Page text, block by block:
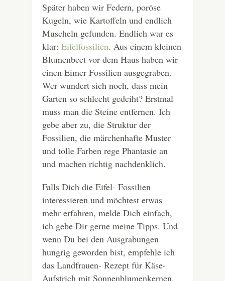
Später haben wir Federn, poröse
Kugeln, wie Kartoffeln und endlich
Muscheln gefunden. Endlich war es
klar: Eifelfossilien. Aus einem kleinen
Blumenbeet vor dem Haus haben wir
einen Eimer Fossilien ausgegraben.
Wer wundert sich noch, dass mein
Garten so schlecht gedeiht? Erstmal
muss man die Steine entfernen. Ich
gebe aber zu, die Struktur der
Fossilien, die märchenhafte Muster
und tolle Farben rege Phantasie an
und machen richtig nachdenklich.
Falls Dich die Eifel- Fossilien
interessieren und möchtest etwas
mehr erfahren, melde Dich einfach,
ich gebe Dir gerne meine Tipps. Und
wenn Du bei den Ausgrabungen
hungrig geworden bist, empfehle ich
das Landfrauen- Rezept für Käse-
Aufstrich mit Sonnenblumenkernen.